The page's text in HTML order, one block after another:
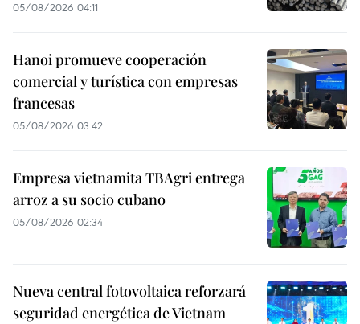
05/08/2026 04:11
Hanoi promueve cooperación
comercial y turística con empresas
francesas
05/08/2026 03:42
Empresa vietnamita TBAgri entrega
arroz a su socio cubano
05/08/2026 02:34
Nueva central fotovoltaica reforzará
seguridad energética de Vietnam